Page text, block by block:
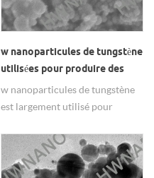
w nanoparticules de tungstène
utilisées pour produire des
nanotubes de tungstène
w nanoparticules de tungstène
est largement utilisé pour
tungstène.